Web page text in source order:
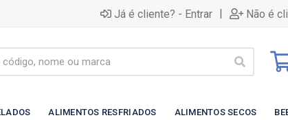
Já é cliente? - Entrar | Não é
ALIMENTOS RESFRIADOS ALIMENTOS SECOS